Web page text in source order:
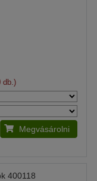
db.)
Megvásárolni
400118